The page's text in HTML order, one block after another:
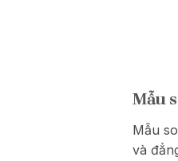
Mẫu
Mẫu
và